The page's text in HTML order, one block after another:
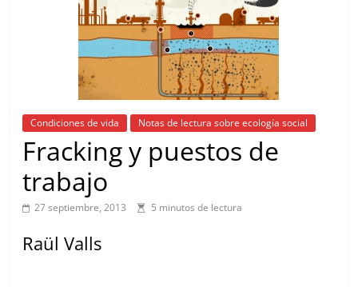
Condiciones de vida Notas de lectura sobre ecología social
Fracking y puestos de
trabajo
27 septiembre, 2013 5 minutos de lectura
Raül Valls